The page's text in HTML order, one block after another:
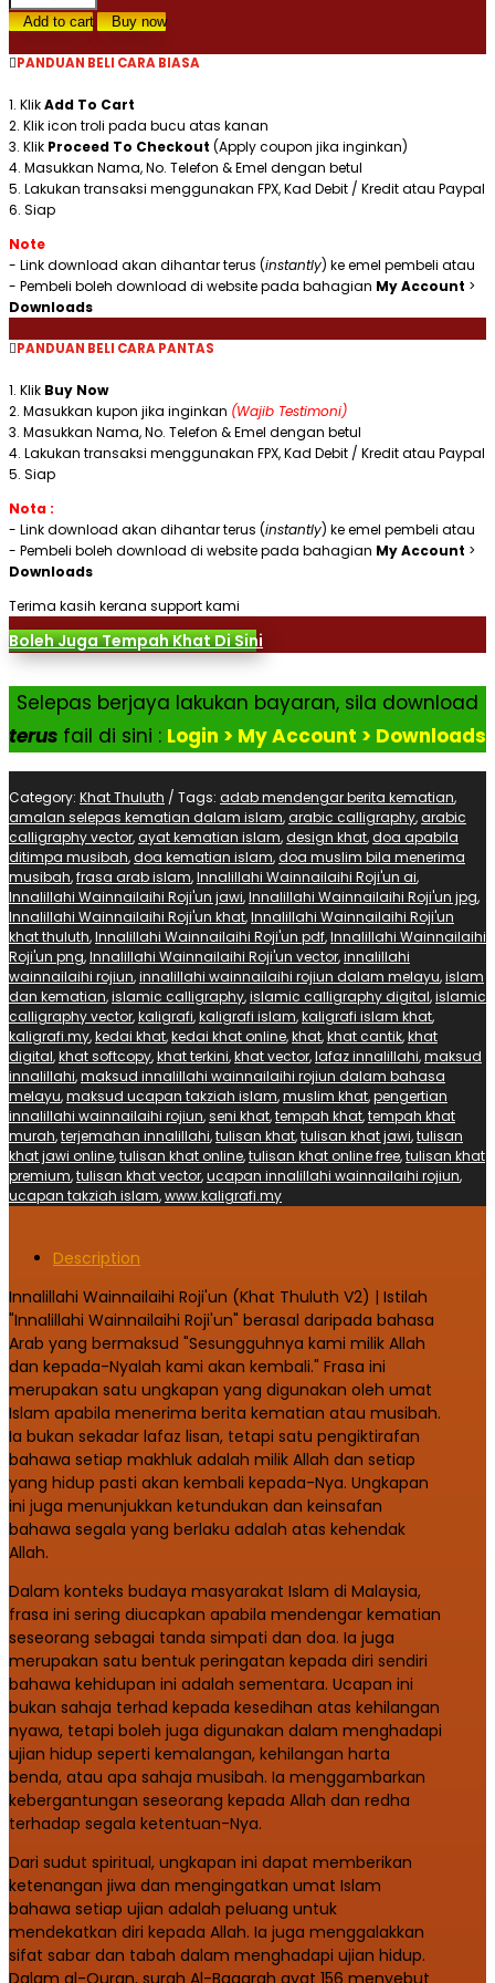
Wainnailaihi
Roji'un
(Khat
V2)
quantity
Add to cart Buy now
PANDUAN BELI CARA BIASA
1. KlikAdd To Cart
2. Klik icon troli pada bucu atas kanan
3. Klik Proceed To Checkout (Apply coupon jika inginkan)
4. Masukkan Nama, No. Telefon & Emel dengan betul
5. Lakukan transaksi menggunakan FPX, Kad Debit / Kredit atau Paypal
6. Siap
Note
- Link download akan dihantar terus (instantly) ke emel pembeli atau
- Pembeli boleh download di website pada bahagian My Account >
Downloads
PANDUAN BELI CARA PANTAS
1. Klik Buy Now
2. Masukkan kupon jika inginkan (Wajib Testimoni)
3. Masukkan Nama, No. Telefon & Emel dengan betul
4. Lakukan transaksi menggunakan FPX, Kad Debit / Kredit atau Paypal
5. Siap
Nota :
- Link download akan dihantar terus (instantly) ke emel pembeli atau
- Pembeli boleh download di website pada bahagian My Account >
Downloads
Terima kasih kerana support kami
Boleh Juga Tempah Khat Di Sini
Selepas berjaya lakukan bayaran, sila download
terus fail di sini : Login > My Account > Downloads
Category: Khat Thuluth Tags: adab mendengar berita kematian,
amalan selepas kematian dalam islam,arabic calligraphy,arabic
calligraphy vector,ayat kematian islam,design khat,doa apabila
ditimpa musibah,doa kematian islam,doa muslim bila menerima
musibah,frasa arab islam,Innalillahi Wainnailaihi Roji'un ai,
Innalillahi Wainnailaihi Roji'un jawi,Innalillahi Wainnailaihi Roji'un jpg,
Innalillahi Wainnailaihi Roji'un khat,Innalillahi Wainnailaihi Roji'un
khat thuluth,Innalillahi Wainnailaihi Roji'un pdf,Innalillahi Wainnailaihi
Roji'un png,Innalillahi Wainnailaihi Roji'un vector,innalillahi
wainnailaihi rojiun,innalillahi wainnailaihi rojiun dalam melayu,islam
dan kematian,islamic calligraphy,islamic calligraphy digital,islamic
calligraphy vector,kaligrafi,kaligrafi islam,kaligrafi islam khat,
kaligrafi.my,kedai khat,kedai khat online,khat,khat cantik,khat
digital,khat softcopy,khat terkini,khat vector,lafaz innalillahi,maksud
innalillahi,maksud innalillahi wainnailaihi rojiun dalam bahasa
melayu,maksud ucapan takziah islam,muslim khat,pengertian
innalillahi wainnailaihi rojiun,seni khat,tempah khat,tempah khat
murah,terjemahan innalillahi,tulisan khat,tulisan khat jawi,tulisan
khat jawi online,tulisan khat online,tulisan khat online free,tulisan khat
premium,tulisan khat vector,ucapan innalillahi wainnailaihi rojiun,
ucapan takziah islam,www.kaligrafi.my
Description
Innalillahi Wainnailaihi Roji'un (Khat Thuluth V2) | Istilah
"Innalillahi Wainnailaihi Roji'un" berasal daripada bahasa
Arab yang bermaksud "Sesungguhnya kami milik Allah
dan kepada-Nyalah kami akan kembali." Frasa ini
merupakan satu ungkapan yang digunakan oleh umat
Islam apabila menerima berita kematian atau musibah.
Ia bukan sekadar lafaz lisan, tetapi satu pengiktirafan
bahawa setiap makhluk adalah milik Allah dan setiap
yang hidup pasti akan kembali kepada-Nya. Ungkapan
ini juga menunjukkan ketundukan dan keinsafan
bahawa segala yang berlaku adalah atas kehendak
Allah.
Dalam konteks budaya masyarakat Islam di Malaysia,
frasa ini sering diucapkan apabila mendengar kematian
seseorang sebagai tanda simpati dan doa. Ia juga
merupakan satu bentuk peringatan kepada diri sendiri
bahawa kehidupan ini adalah sementara. Ucapan ini
bukan sahaja terhad kepada kesedihan atas kehilangan
nyawa, tetapi boleh juga digunakan dalam menghadapi
ujian hidup seperti kemalangan, kehilangan harta
benda, atau apa sahaja musibah. Ia menggambarkan
kebergantungan seseorang kepada Allah dan redha
terhadap segala ketentuan-Nya.
Dari sudut spiritual, ungkapan ini dapat memberikan
ketenangan jiwa dan mengingatkan umat Islam
bahawa setiap ujian adalah peluang untuk
mendekatkan diri kepada Allah. Ia juga menggalakkan
sifat sabar dan tabah dalam menghadapi ujian hidup.